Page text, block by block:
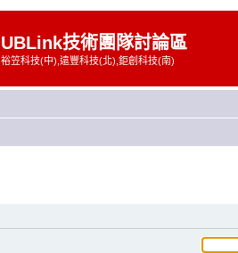
UBLink技術團隊討論區
裕笠科技(中),遠豐科技(北),鉅創科技(南)